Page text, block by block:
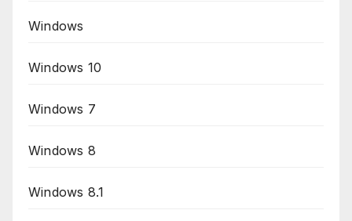
Windows
Windows 10
Windows 7
Windows 8
Windows 8.1